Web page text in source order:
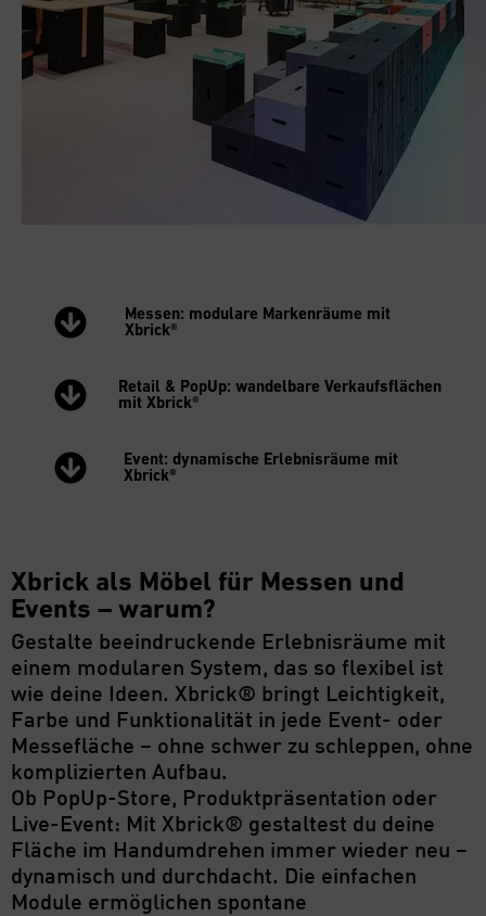
Messen: modulare Markenräume mit
Xbrick®
Retail & PopUp: wandelbare Verkaufsflächen
mit Xbrick®
Event: dynamische Erlebnisräume mit
Xbrick®
Xbrick als Möbel für Messen und
Events – warum?
Gestalte beeindruckende Erlebnisräume mit
einem modularen System, das so flexibel ist
wie deine Ideen. Xbrick® bringt Leichtigkeit,
Farbe und Funktionalität in jede Event- oder
Messefläche – ohne schwer zu schleppen, ohne
komplizierten Aufbau.
Ob PopUp-Store, Produktpräsentation oder
Live-Event: Mit Xbrick® gestaltest du deine
Fläche im Handumdrehen immer wieder neu –
dynamisch und durchdacht. Die einfachen
Module ermöglichen spontane